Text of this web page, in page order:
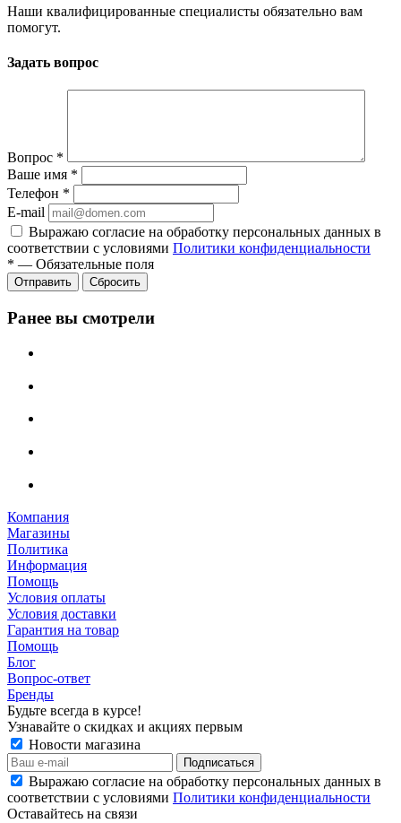
Наши квалифицированные специалисты обязательно вам
помогут.
Задать вопрос
Вопрос *
Ваше имя *
Телефон *
E-mail
Выражаю согласие на обработку персональных данных в
соответствии с условиями Политики конфиденциальности
* — Обязательные поля
Отправить Сбросить
Ранее вы смотрели
Компания
Магазины
Политика
Информация
Помощь
Условия оплаты
Условия доставки
Гарантия на товар
Помощь
Блог
Вопрос-ответ
Бренды
Будьте всегда в курсе!
Узнавайте о скидках и акциях первым
Новости магазина
Выражаю согласие на обработку персональных данных в
соответствии с условиями Политики конфиденциальности
Оставайтесь на связи